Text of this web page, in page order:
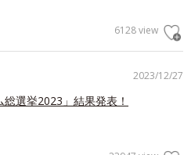
6128 view
2023/12/27
選挙2023」結果発表！